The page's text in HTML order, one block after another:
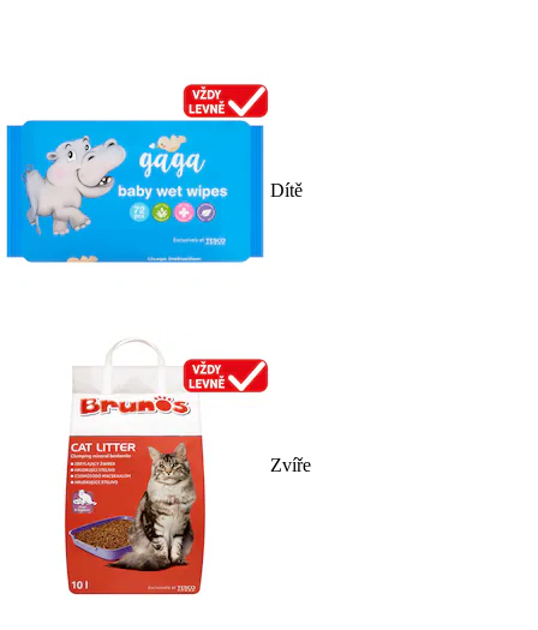
Dítě
Zvíře